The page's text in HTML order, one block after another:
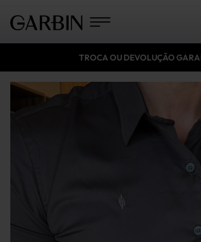
TROCA OU DEVOLUÇÃO
DÚVIDAS? FALE